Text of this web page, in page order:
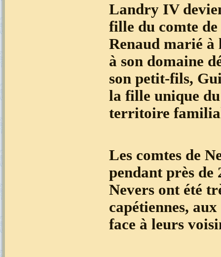
Landry IV
fille du comte
Renaud marié
à son domaine
son petit-fils,
la fille unique
territoire
Les comtes de
pendant près
Nevers ont été
capétiennes,
face à leurs